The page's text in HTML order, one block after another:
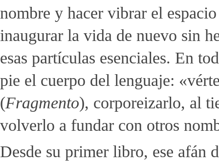
nombre y hacer vibrar el
inaugurar la vida de nuevo sin
esas partículas esenciales. En
pie el cuerpo del lenguaje:
(Fragmento), corporeizarlo, al
volverlo a fundar con otros
Desde su primer libro, ese afán